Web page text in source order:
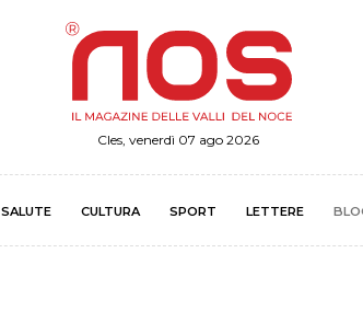
Cles, venerdì 07 ago 2026
SALUTE CULTURA SPORT LETTERE